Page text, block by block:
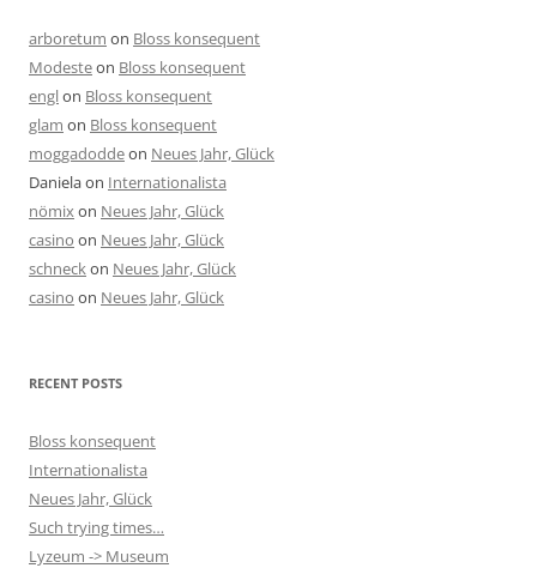
arboretum on Bloss konsequent
Modesteon Bloss konsequent
englon Bloss konsequent
glam on Bloss konsequent
moggadoddeon Neues Jahr, Glück
Danielaon Internationalista
nömixon Neues Jahr, Glück
casino on Neues Jahr, Glück
schneckon Neues Jahr, Glück
casino on Neues Jahr, Glück
RECENT POSTS
Bloss konsequent
Internationalista
Neues Jahr, Glück
Such trying times…
Lyzeum -> Museum